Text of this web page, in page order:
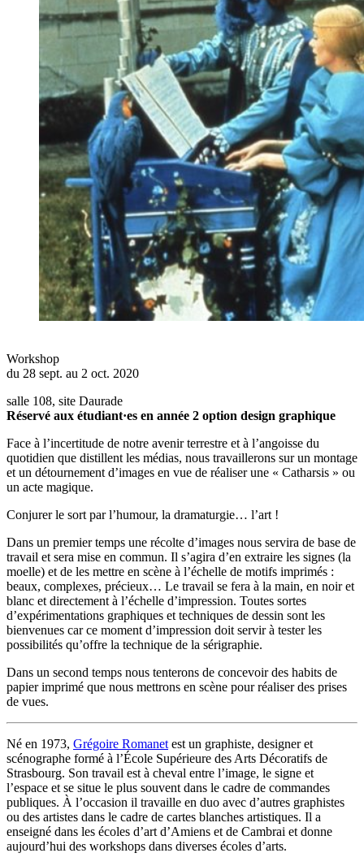
Workshop
du 28 sept. au 2 oct. 2020
salle 108, site Daurade
Réservé aux étudiant·es en année 2 option design graphique
Face à l’incertitude de notre avenir terrestre et à l’angoisse du
quotidien que distillent les médias, nous travaillerons sur un montage
et un détournement d’images en vue de réaliser une « Catharsis » ou
un acte magique.
Conjurer le sort par l’humour, la dramaturgie… l’art !
Dans un premier temps une récolte d’images nous servira de base de
travail et sera mise en commun. Il s’agira d’en extraire les signes (la
moelle) et de les mettre en scène à l’échelle de motifs imprimés :
beaux, complexes, précieux… Le travail se fera à la main, en noir et
blanc et directement à l’échelle d’impression. Toutes sortes
d’expérimentations graphiques et techniques de dessin sont les
bienvenues car ce moment d’impression doit servir à tester les
possibilités qu’offre la technique de la sérigraphie.
Dans un second temps nous tenterons de concevoir des habits de
papier imprimé que nous mettrons en scène pour réaliser des prises
de vues.
Né en 1973, Grégoire Romanet est un graphiste, designer et
scénographe formé à l’École Supérieure des Arts Décoratifs de
Strasbourg. Son travail est à cheval entre l’image, le signe et
l’espace et se situe le plus souvent dans le cadre de commandes
publiques. À l’occasion il travaille en duo avec d’autres graphistes
ou des artistes dans le cadre de cartes blanches artistiques. Il a
enseigné dans les écoles d’art d’Amiens et de Cambrai et donne
aujourd’hui des workshops dans diverses écoles d’arts.